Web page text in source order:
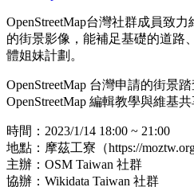
OpenStreetMap台灣社群成員致
的街景影像，能補足基礎的道路
體姐妹計劃。
OpenStreetMap 台灣申請的街景
OpenStreetMap 編輯教學與維基共
時間：2023/1/14 18:00 ~ 21:00
地點：摩茲工寮（https://moztw.org/
主辦：OSM Taiwan 社群
協辦：Wikidata Taiwan 社群